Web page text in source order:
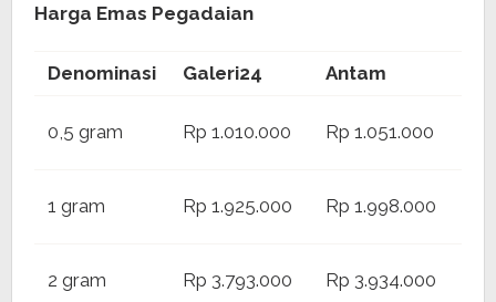
Harga Emas Pegadaian
Denominasi Galeri24 Antam
0,5 gram Rp 1.010.000 Rp 1.051.000
1 gram Rp 1.925.000 Rp 1.998.000
2 gram Rp 3.793.000 Rp 3.934.000